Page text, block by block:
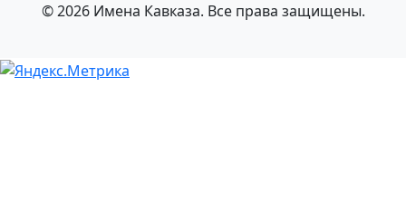
© 2026 Имена Кавказа. Все права защищены.